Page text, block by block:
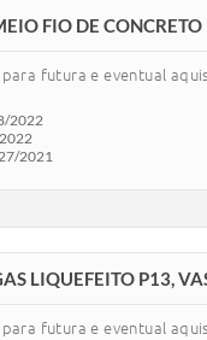
FIO DE CONCRETO
futura e eventual
2022
2021
LIQUEFEITO P13,
futura e eventual